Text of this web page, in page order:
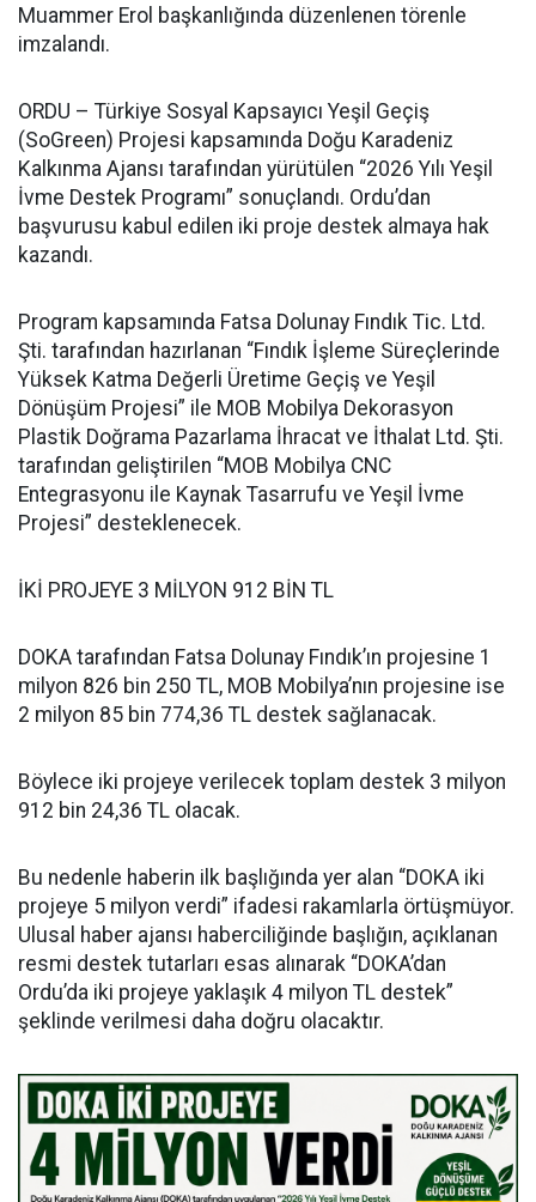
Muammer Erol başkanlığında düzenlenen törenle
imzalandı.
ORDU – Türkiye Sosyal Kapsayıcı Yeşil Geçiş
(SoGreen) Projesi kapsamında Doğu Karadeniz
Kalkınma Ajansı tarafından yürütülen “2026 Yılı Yeşil
İvme Destek Programı” sonuçlandı. Ordu’dan
başvurusu kabul edilen iki proje destek almaya hak
kazandı.
Program kapsamında Fatsa Dolunay Fındık Tic. Ltd.
Şti. tarafından hazırlanan “Fındık İşleme Süreçlerinde
Yüksek Katma Değerli Üretime Geçiş ve Yeşil
Dönüşüm Projesi” ile MOB Mobilya Dekorasyon
Plastik Doğrama Pazarlama İhracat ve İthalat Ltd. Şti.
tarafından geliştirilen “MOB Mobilya CNC
Entegrasyonu ile Kaynak Tasarrufu ve Yeşil İvme
Projesi” desteklenecek.
İKİ PROJEYE 3 MİLYON 912 BİN TL
DOKA tarafından Fatsa Dolunay Fındık’ın projesine 1
milyon 826 bin 250 TL, MOB Mobilya’nın projesine ise
2 milyon 85 bin 774,36 TL destek sağlanacak.
Böylece iki projeye verilecek toplam destek 3 milyon
912 bin 24,36 TL olacak.
Bu nedenle haberin ilk başlığında yer alan “DOKA iki
projeye 5 milyon verdi” ifadesi rakamlarla örtüşmüyor.
Ulusal haber ajansı haberciliğinde başlığın, açıklanan
resmi destek tutarları esas alınarak “DOKA’dan
Ordu’da iki projeye yaklaşık 4 milyon TL destek”
şeklinde verilmesi daha doğru olacaktır.